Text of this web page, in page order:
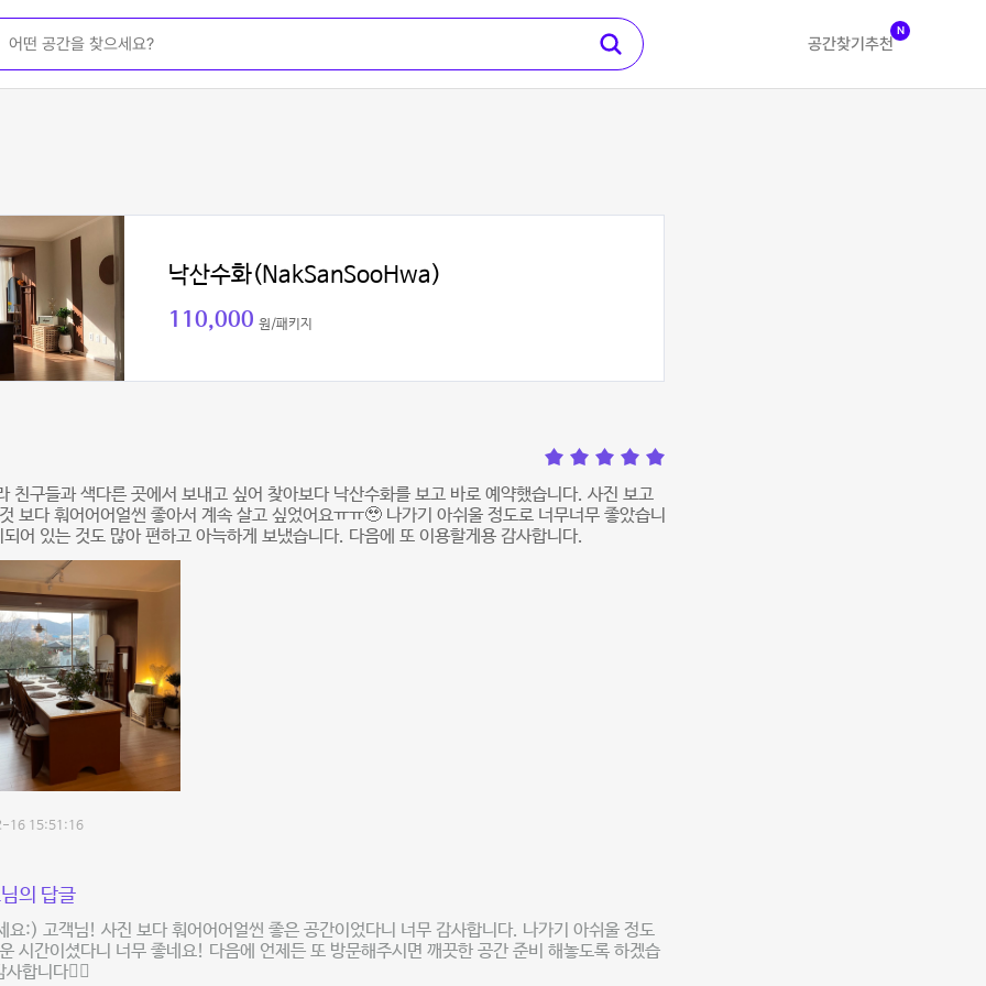
공간찾기 추천
N
낙산수화(NakSanSooHwa)
110,000 원/패키지
친구들과 색다른 곳에서 보내고 싶어 찾아보다 낙산수화를 보고 바로 예약했습니다. 사진 보고
보다 훠어어어얼씬 좋아서 계속 살고 싶었어요ㅠㅠ🥹 나가기 아쉬울 정도로 너무너무 좋았습니
어 있는 것도 많아 편하고 아늑하게 보냈습니다. 다음에 또 이용할게용 감사합니다.
16 15:51:16
의 답글
요:) 고객님! 사진 보다 훠어어어얼씬 좋은 공간이었다니 너무 감사합니다. 나가기 아쉬울 정도
시간이셨다니 너무 좋네요! 다음에 언제든 또 방문해주시면 깨끗한 공간 준비 해놓도록 하겠습
합니다🙇‍♂️